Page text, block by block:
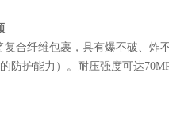
合纤维包裹，具有爆不破、
防护能力）。耐压强度可达